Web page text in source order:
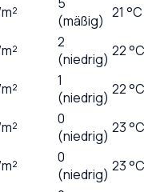
(mäßig) 21 °C
2
(niedrig) 22 °C
1
(niedrig) 22 °C
0
(niedrig) 23 °C
0
(niedrig) 23 °C